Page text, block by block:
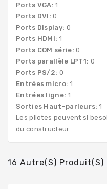
Ports VGA: 1
Ports DVI: 0
Ports Display: 0
Ports HDMI: 1
Ports COM série: 0
Ports parallèle LPT1: 0
Ports PS/2: 0
Entrées micro: 1
Entrées ligne: 1
Sorties Haut-parleurs: 1
Les pilotes peuvent si
du constructeur.
16 Autre(s) Produit(s)